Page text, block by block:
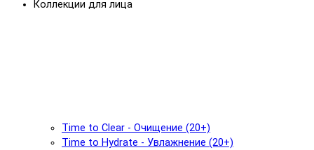
Коллекции для лица
Time to Clear - Очищение (20+)
Time to Hydrate - Увлажнение (20+)